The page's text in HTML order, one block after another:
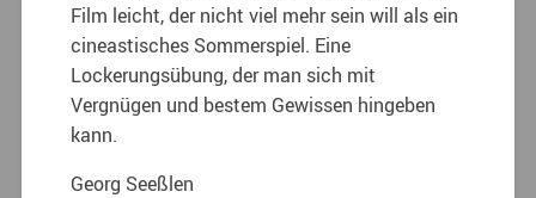
Film leicht, der nicht viel mehr sein will als ein
cineastisches Sommerspiel. Eine
Lockerungsübung, der man sich mit
Vergnügen und bestem Gewissen hingeben
kann.
Georg Seeßlen